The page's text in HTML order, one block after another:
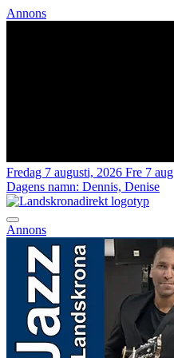
Annons
Fredag 7 augusti, 2026 Fre 7 aug
Dagens namn: Dennis, Denise
Annons